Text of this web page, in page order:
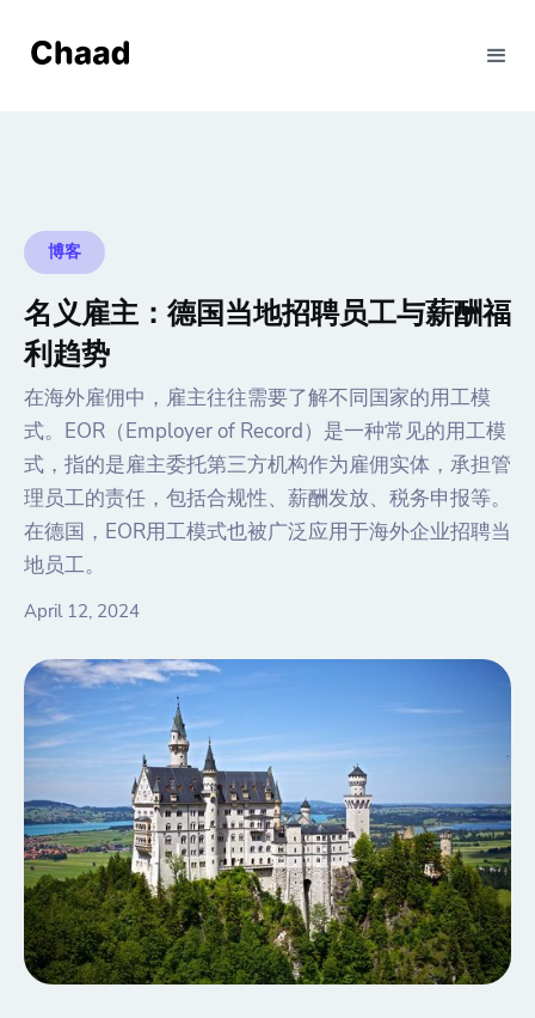
博客
名义雇主：德国当地招聘员工与薪酬福
利趋势
在海外雇佣中，雇主往往需要了解不同国家的用工模
式。EOR（Employer of Record）是一种常见的用工模
式，指的是雇主委托第三方机构作为雇佣实体，承担管
理员工的责任，包括合规性、薪酬发放、税务申报等。
在德国，EOR用工模式也被广泛应用于海外企业招聘当
地员工。
April 12, 2024